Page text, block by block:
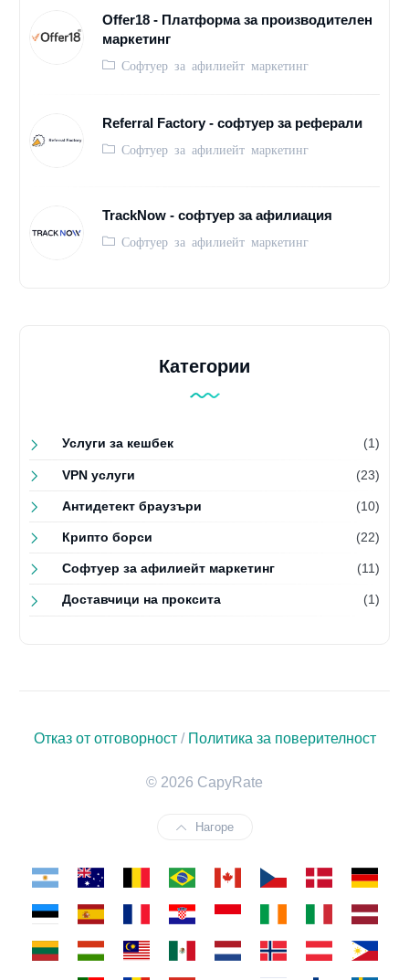
Offer18 - Платформа за производителен
маркетинг
Софтуер за афилиейт маркетинг
Referral Factory - софтуер за реферали
Софтуер за афилиейт маркетинг
TrackNow - софтуер за афилиация
Софтуер за афилиейт маркетинг
Категории
Услуги за кешбек (1)
VPN услуги (23)
Антидетект браузъри (10)
Крипто борси (22)
Софтуер за афилиейт маркетинг (11)
Доставчици на проксита (1)
Отказ от отговорност/ Политика за поверителност
© 2026 CapyRate
Нагоре